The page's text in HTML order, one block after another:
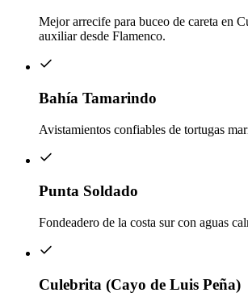
Mejor arrecife para buceo de careta en
auxiliar desde Flamenco.
Bahía Tamarindo
Avistamientos confiables de tortugas
Punta Soldado
Fondeadero de la costa sur con aguas
Culebrita (Cayo de Luis Peña)